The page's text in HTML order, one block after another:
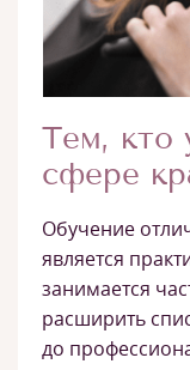
Тем, кто
сфере
Обучение
является
занимается
расширить
до